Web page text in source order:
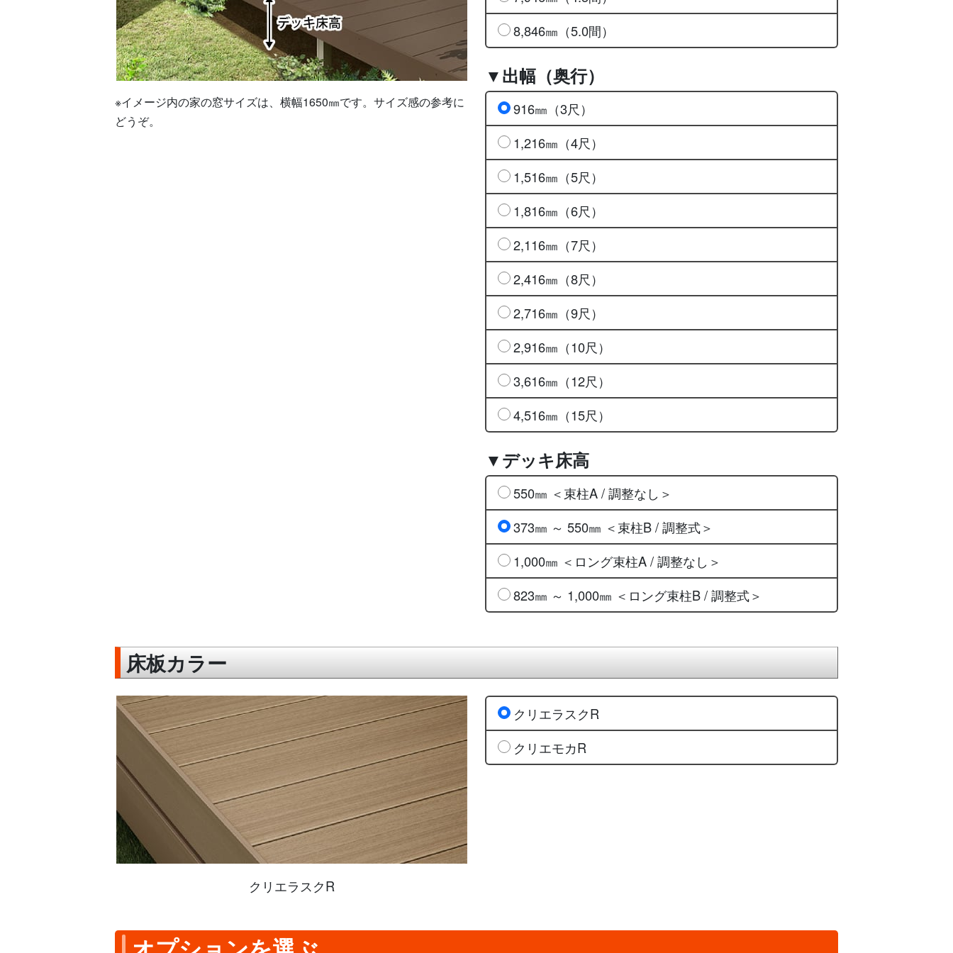
※イメージ内の家の窓サイズは、横幅1650㎜です。サイズ感の参考に
どうぞ。
8,846㎜（5.0間）
▼出幅（奥行）
916㎜（3尺）
1,216㎜（4尺）
1,516㎜（5尺）
1,816㎜（6尺）
2,116㎜（7尺）
2,416㎜（8尺）
2,716㎜（9尺）
2,916㎜（10尺）
3,616㎜（12尺）
4,516㎜（15尺）
▼デッキ床高
550㎜ ＜束柱A / 調整なし＞
373㎜ ～ 550㎜ ＜束柱B / 調整式＞
1,000㎜ ＜ロング束柱A / 調整なし＞
823㎜ ～ 1,000㎜ ＜ロング束柱B / 調整式＞
床板カラー
クリエラスクR
クリエラスクR
クリエモカR